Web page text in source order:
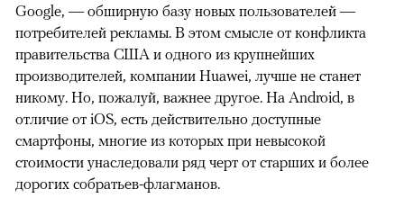
Google, — обширную базу новых пользователей —
потребителей рекламы. В этом смысле от конфликта
правительства США и одного из крупнейших
производителей, компании Huawei, лучше не станет
никому. Но, пожалуй, важнее другое. На Android, в
отличие от iOS, есть действительно доступные
смартфоны, многие из которых при невысокой
стоимости унаследовали ряд черт от старших и более
дорогих собратьев-флагманов.